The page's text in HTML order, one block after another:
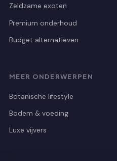
Zeldzame exoten
Premium onderhoud
Budget alternatieven
MEER ONDERWERPEN
Botanische lifestyle
Bodem & voeding
Luxe vijvers